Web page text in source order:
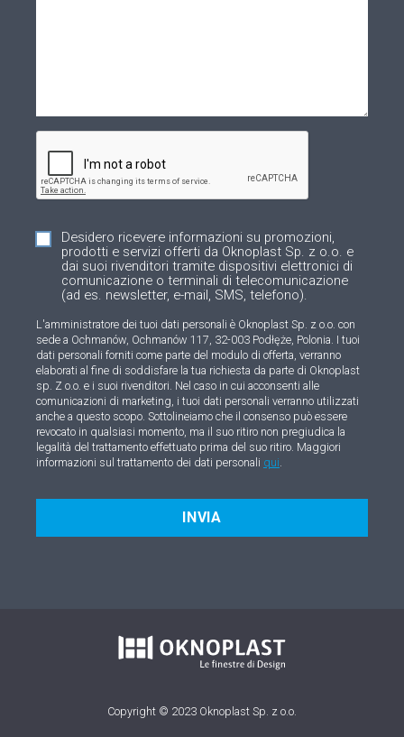
Desidero ricevere informazioni su promozioni,
prodotti e servizi offerti da Oknoplast Sp. z o.o. e
dai suoi rivenditori tramite dispositivi elettronici di
comunicazione o terminali di telecomunicazione
(ad es. newsletter, e-mail, SMS, telefono).
L'amministratore dei tuoi dati personali è Oknoplast Sp. z o.o. con
sede a Ochmanów, Ochmanów 117, 32-003 Podłęże, Polonia. I tuoi
dati personali forniti come parte del modulo di offerta, verranno
elaborati al fine di soddisfare la tua richiesta da parte di Oknoplast
sp. Z o.o. e i suoi rivenditori. Nel caso in cui acconsenti alle
comunicazioni di marketing, i tuoi dati personali verranno utilizzati
anche a questo scopo. Sottolineiamo che il consenso può essere
revocato in qualsiasi momento, ma il suo ritiro non pregiudica la
legalità del trattamento effettuato prima del suo ritiro. Maggiori
informazioni sul trattamento dei dati personali qui.
INVIA
Copyright © 2023 Oknoplast Sp. z o.o.